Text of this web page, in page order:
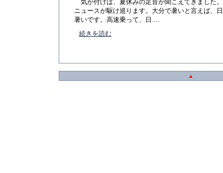
気が付けば、夏休みの足音が聞こえてきました
ニュースが駆け巡ります。大分で暑いと言えば、
暑いです。高速乗って、日....
続きを読む
▲